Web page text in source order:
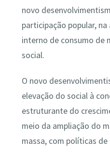
novo
participação popular,
interno de consumo de
social.
O novo
elevação do social à
estruturante do
meio da ampliação do
massa, com políticas